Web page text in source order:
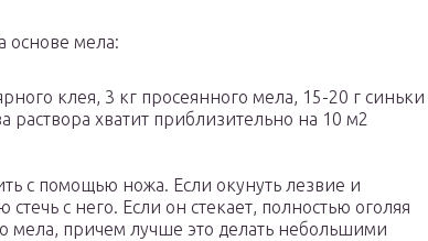
основе мела:
клея, 3 кг просеянного мела, 15-20 г синьки
раствора хватит приблизительно на 10 м2
с помощью ножа. Если окунуть лезвие и
с него. Если он стекает, полностью оголяя
мела, причем лучше это делать небольшими